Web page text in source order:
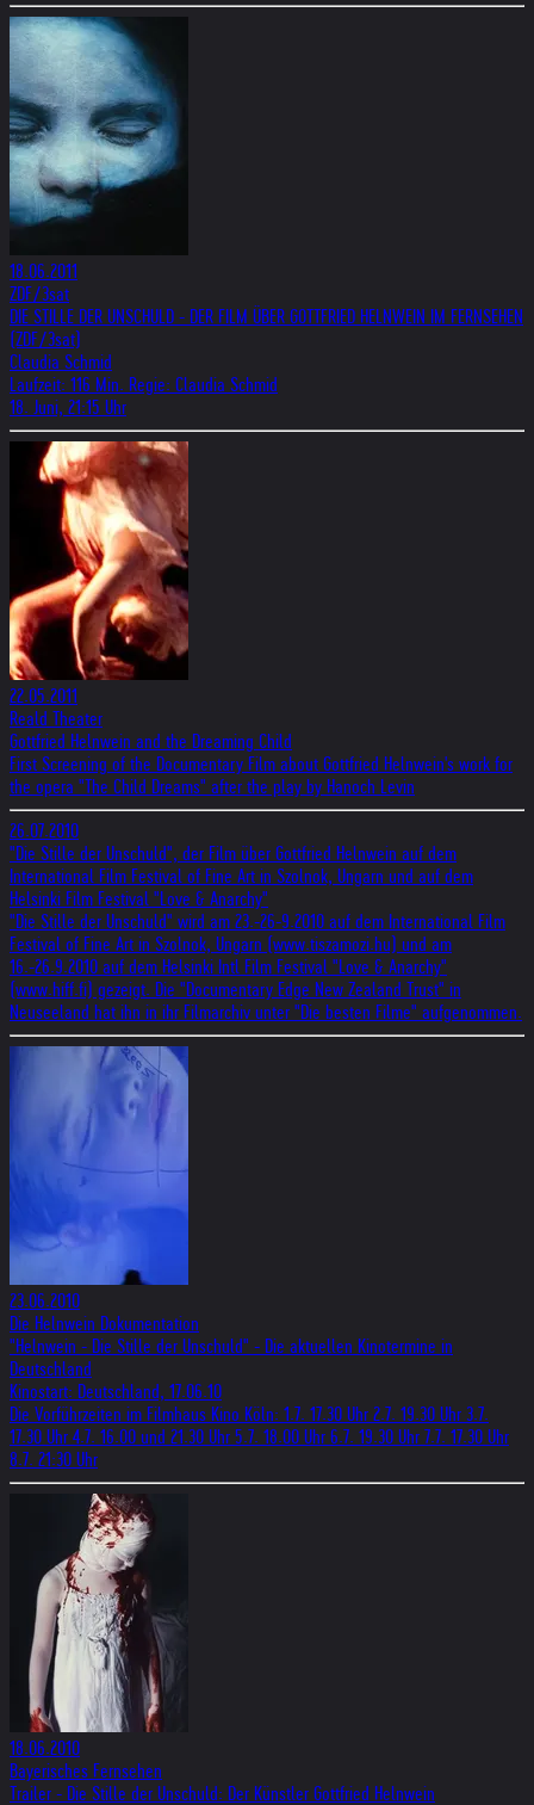
18.06.2011
ZDF/3sat
DIE STILLE DER UNSCHULD - DER FILM ÜBER GOTTFRIED HELNWEIN IM FERNSEHEN
(ZDF/3sat)
Claudia Schmid
Laufzeit: 116 Min. Regie: Claudia Schmid
18. Juni, 21:15 Uhr
22.05.2011
Reald Theater
Gottfried Helnwein and the Dreaming Child
First Screening of the Documentary Film about Gottfried Helnwein's work for
the opera "The Child Dreams" after the play by Hanoch Levin
26.07.2010
"Die Stille der Unschuld", der Film über Gottfried Helnwein auf dem
International Film Festival of Fine Art in Szolnok, Ungarn und auf dem
Helsinki Film Festival "Love & Anarchy"
"Die Stille der Unschuld" wird am 23.-26-9.2010 auf dem International Film
Festival of Fine Art in Szolnok, Ungarn (www.tiszamozi.hu) und am
16.-26.9.2010 auf dem Helsinki Intl Film Festival "Love & Anarchy"
(www.hiff.fi) gezeigt. Die "Documentary Edge New Zealand Trust" in
Neuseeland hat ihn in ihr Filmarchiv unter "Die besten Filme" aufgenommen.
23.06.2010
Die Helnwein Dokumentation
"Helnwein - Die Stille der Unschuld" - Die aktuellen Kinotermine in
Deutschland
Kinostart: Deutschland, 17.06.10
Die Vorführzeiten im Filmhaus Kino Köln: 1.7. 17.30 Uhr 2.7. 19.30 Uhr 3.7.
17.30 Uhr 4.7. 16.00 und 21.30 Uhr 5.7. 18.00 Uhr 6.7. 19.30 Uhr 7.7. 17.30 Uhr
8.7. 21:30 Uhr
18.06.2010
Bayerisches Fernsehen
Trailer - Die Stille der Unschuld: Der Künstler Gottfried Helnwein